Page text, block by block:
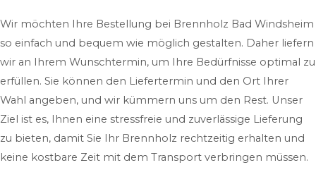
Wir möchten Ihre Bestellung bei Brennholz Bad Windsheim
so einfach und bequem wie möglich gestalten. Daher liefern
wir an Ihrem Wunschtermin, um Ihre Bedürfnisse optimal zu
erfüllen. Sie können den Liefertermin und den Ort Ihrer
Wahl angeben, und wir kümmern uns um den Rest. Unser
Ziel ist es, Ihnen eine stressfreie und zuverlässige Lieferung
zu bieten, damit Sie Ihr Brennholz rechtzeitig erhalten und
keine kostbare Zeit mit dem Transport verbringen müssen.